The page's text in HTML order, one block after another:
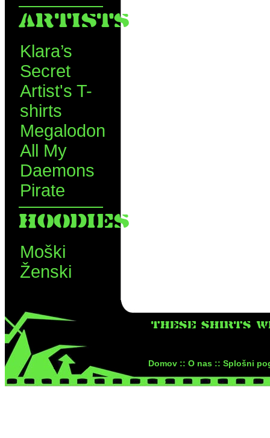
ARTISTS
Klara’s
Secret
Artist's T-
shirts
Megalodon
All My
Daemons
Pirate
HOODIES
Moški
Ženski
THESE SHIRTS
Domov :: O nas :: Splošni